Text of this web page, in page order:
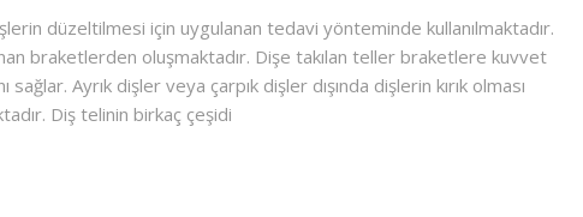
düzeltilmesi için uygulanan tedavi yönteminde kullanılmaktadır.
braketlerden oluşmaktadır. Dişe takılan teller braketlere kuvvet
Ayrık dişler veya çarpık dişler dışında dişlerin kırık olması
Diş telinin birkaç çeşidi